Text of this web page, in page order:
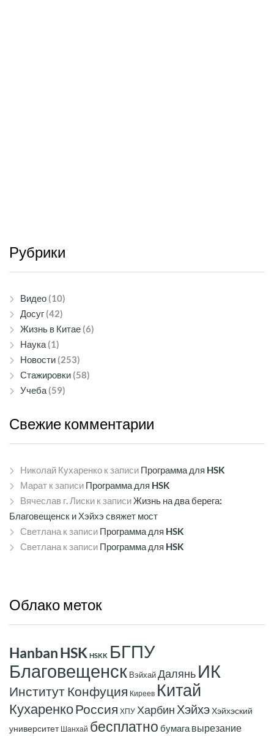
Рубрики
Видео (10)
Досуг (42)
Жизнь в Китае (6)
Наука (1)
Новости (253)
Стажировки (58)
Учеба (59)
Свежие комментарии
Николай Кухаренко к записи Программа для HSK
Марат к записи Программа для HSK
Вячеслав г. Лиски к записиЖизнь на два берега:
Благовещенск и Хэйхэ свяжет мост
Светлана к записи Программа для HSK
Светлана к записи Программа для HSK
Облако меток
HanbanHSK HSKK БГПУ
Благовещенск ВэйхайДалянь ИК
Институт Конфуция Киреев Китай
КухаренкоРоссия ХПУ Харбин ХэйхэХэйхэский
университет Шанхай бесплатно бумага вырезание